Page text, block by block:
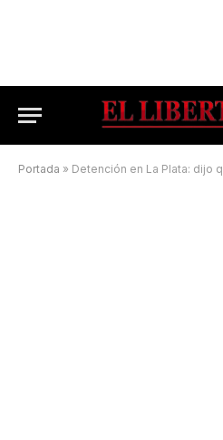
Portada » Detención en La Plata: dijo que